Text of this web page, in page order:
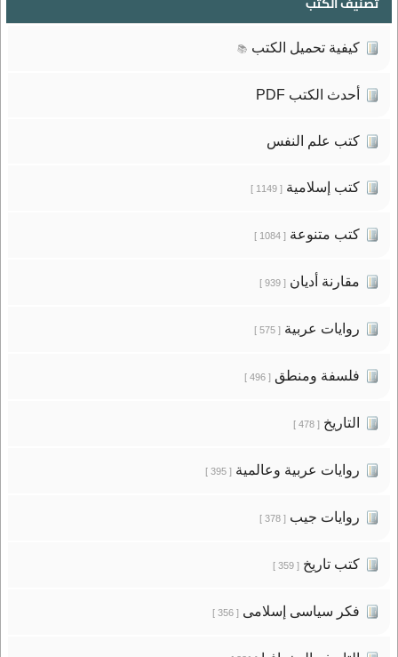
كيفية تحميل الكتب 📚
أحدث الكتب PDF
كتب علم النفس
كتب إسلامية[ 1149 ]
كتب متنوعة[ 1084 ]
مقارنة أديان[ 939 ]
روايات عربية[ 575 ]
فلسفة ومنطق[ 496 ]
التاريخ[ 478 ]
روايات عربية وعالمية[ 395 ]
روايات جيب[ 378 ]
كتب تاريخ[ 359 ]
فكر سياسى إسلامى[ 356 ]